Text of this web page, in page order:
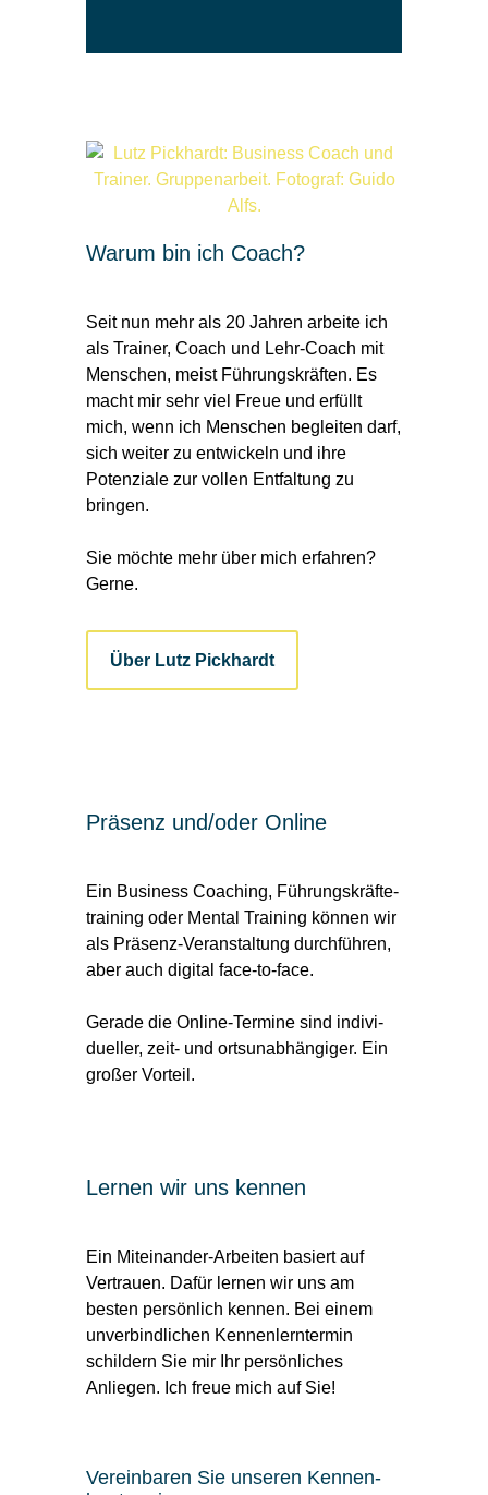
Warum bin ich Coach?
Seit nun mehr als 20 Jahren arbeite ich
als Trainer, Coach und Lehr-Coach mit
Menschen, meist Führungskräften. Es
macht mir sehr viel Freue und erfüllt
mich, wenn ich Menschen begleiten darf,
sich weiter zu entwickeln und ihre
Potenziale zur vollen Entfaltung zu
bringen.
Sie möchte mehr über mich erfahren?
Gerne.
Über Lutz Pickhardt
Präsenz und/oder Online
Ein Business Coaching, Führungs­kräfte­
training oder Mental Training können wir
als Präsenz-Veran­stal­tung durch­führen,
aber auch digital face-to-face.
Gerade die Online-Termine sind indi­vi­
dueller, zeit- und orts­un­ab­hängiger. Ein
großer Vorteil.
Lernen wir uns kennen
Ein Miteinander-Arbeiten basiert auf
Vertrauen. Dafür lernen wir uns am
besten persönlich kennen. Bei einem
unverbindlichen Kennenlerntermin
schildern Sie mir Ihr persönliches
Anliegen. Ich freue mich auf Sie!
Verein­baren Sie unseren Kennen­